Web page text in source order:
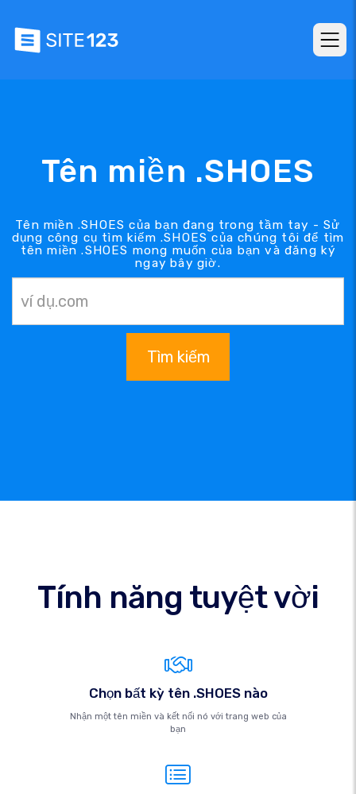
Tên miền .SHOES
Tên miền .SHOES của bạn đang trong tầm tay - Sử
dụng công cụ tìm kiếm .SHOES của chúng tôi để tìm
tên miền .SHOES mong muốn của bạn và đăng ký
ngay bây giờ.
Tìm kiếm
Tính năng tuyệt vời
Chọn bất kỳ tên .SHOES nào
Nhận một tên miền và kết nối nó với trang web của
bạn